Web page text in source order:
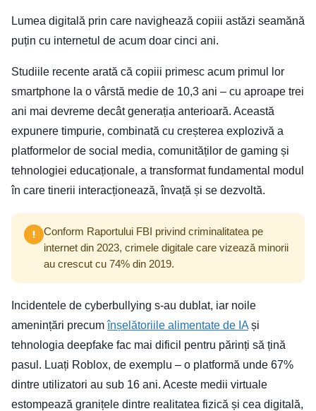
Lumea digitală prin care navighează copiii astăzi seamănă
puțin cu internetul de acum doar cinci ani.
Studiile recente arată că copiii primesc acum primul lor
smartphone la o vârstă medie de 10,3 ani – cu aproape trei
ani mai devreme decât generația anterioară. Această
expunere timpurie, combinată cu creșterea explozivă a
platformelor de social media, comunităților de gaming și
tehnologiei educaționale, a transformat fundamental modul
în care tinerii interacționează, învață și se dezvoltă.
Conform Raportului FBI privind criminalitatea pe
internet din 2023, crimele digitale care vizează minorii
au crescut cu 74% din 2019.
Incidentele de cyberbullying s-au dublat, iar noile
amenințări precumînșelătoriile alimentate de IA și
tehnologia deepfake fac mai dificil pentru părinți să țină
pasul. Luați Roblox, de exemplu – o platformă unde 67%
dintre utilizatori au sub 16 ani. Aceste medii virtuale
estompează granițele dintre realitatea fizică și cea digitală,